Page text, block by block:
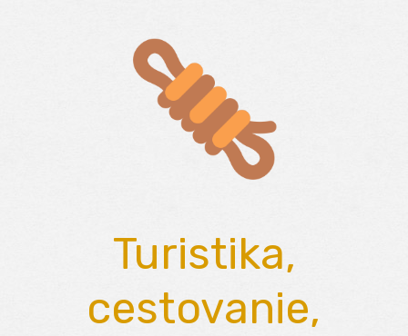
Turistika,
cestovanie,